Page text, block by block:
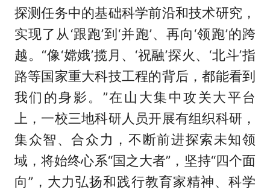
探测任务中的基础科学前沿和技术研究，
实现了从‘跟跑’到‘并跑’、再向‘领跑’的跨
越。“像‘嫦娥’揽月、‘祝融’探火、‘北斗’指
路等国家重大科技工程的背后，都能看到
我们的身影。”在山大集中攻关大平台
上，一校三地科研人员开展有组织科研，
集众智、合众力，不断前进探索未知领
域，将始终心系“国之大者”，坚持“四个面
向”，大力弘扬和践行教育家精神、科学